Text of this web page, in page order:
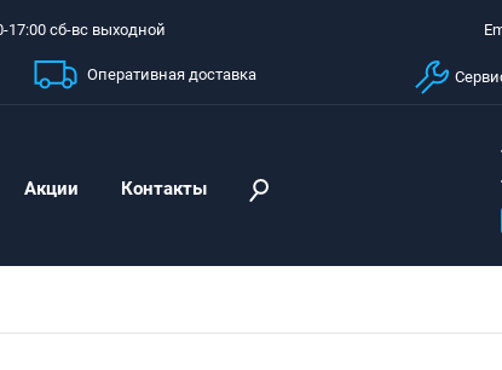
17:00 сб-вс выходной
Оперативная доставка
Акции Контакты